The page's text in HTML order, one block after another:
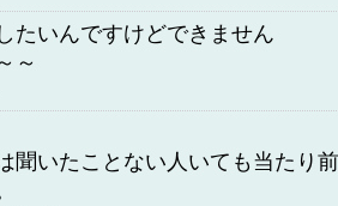
たいんですけどできません
～
聞いたことない人いても当たり